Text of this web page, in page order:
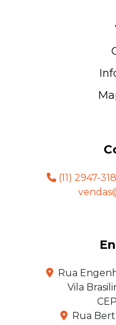
(11) 2947-
Rua
Vila
Rua